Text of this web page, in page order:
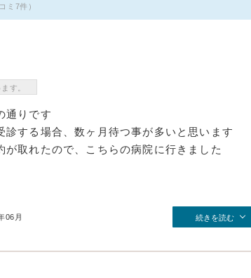
ミ7件）
す。
通りです
する場合、数ヶ月待つ事が多いと思います
取れたので、こちらの病院に行きました
06月 続きを読む